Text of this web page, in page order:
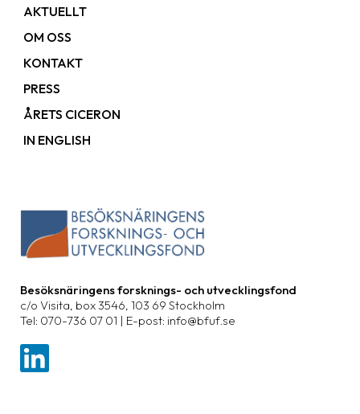
Besöksnäringens forsknings- och utvecklingsfond
c/o Visita, box 3546, 103 69 Stockholm
Tel: 070-736 07 01 | E-post: info@bfuf.se
AKTUELLT
OM OSS
KONTAKT
PRESS
ÅRETS CICERON
IN ENGLISH